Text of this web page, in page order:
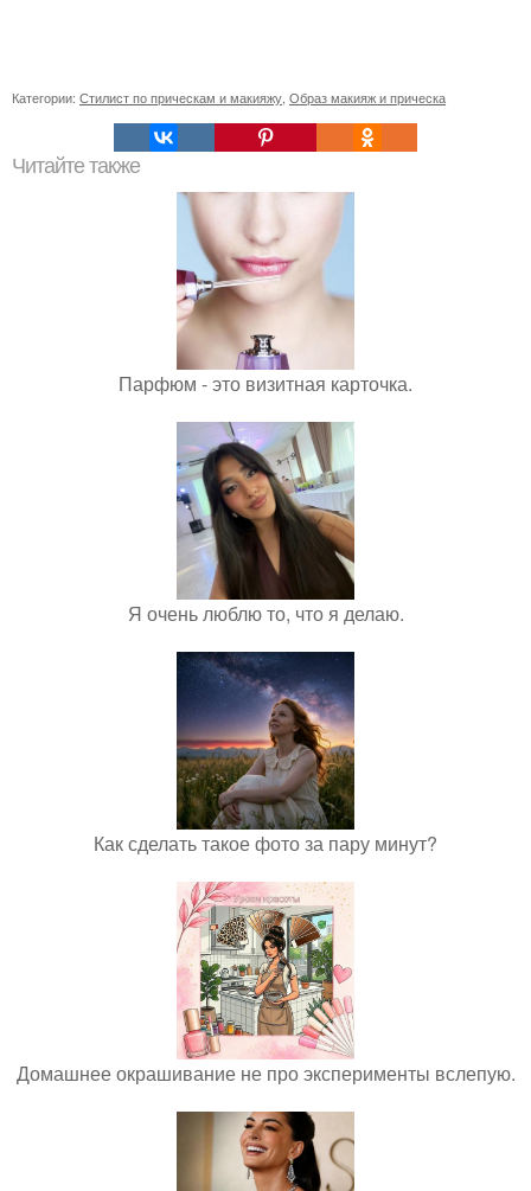
Категории: Стилист по прическам и макияжу, Образ макияж и прическа
Читайте также
Парфюм - это визитная карточка.
Я очень люблю то, что я делаю.
Как сделать такое фото за пару минут?
Домашнее окрашивание не про эксперименты вслепую.